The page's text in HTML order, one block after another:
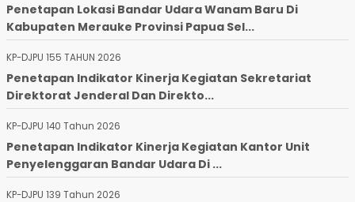
Penetapan Lokasi Bandar Udara Wanam Baru Di
Kabupaten Merauke Provinsi Papua Sel...
KP-DJPU 155 TAHUN 2026
Penetapan Indikator Kinerja Kegiatan Sekretariat
Direktorat Jenderal Dan Direkto...
KP-DJPU 140 Tahun 2026
Penetapan Indikator Kinerja Kegiatan Kantor Unit
Penyelenggaran Bandar Udara Di ...
KP-DJPU 139 Tahun 2026